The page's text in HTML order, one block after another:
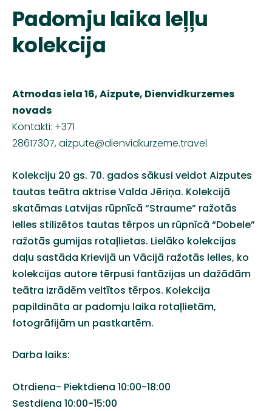
Padomju laika leļļu
kolekcija
Atmodas iela 16, Aizpute, Dienvidkurzemes
novads
Kontakti: +371
28617307,aizpute@dienvidkurzeme.travel
Kolekciju 20 gs. 70. gados sākusi veidot Aizputes
tautas teātra aktrise Valda Jēriņa. Kolekcijā
skatāmas Latvijas rūpnīcā “Straume” ražotās
lelles stilizētos tautas tērpos un rūpnīcā “Dobele”
ražotās gumijas rotaļlietas. Lielāko kolekcijas
daļu sastāda Krievijā un Vācijā ražotās lelles, ko
kolekcijas autore tērpusi fantāzijas un dažādām
teātra izrādēm veltītos tērpos. Kolekcija
papildināta ar padomju laika rotaļlietām,
fotogrāfijām un pastkartēm.
Darba laiks:
Otrdiena- Piektdiena 10:00-18:00
Sestdiena 10:00-15:00